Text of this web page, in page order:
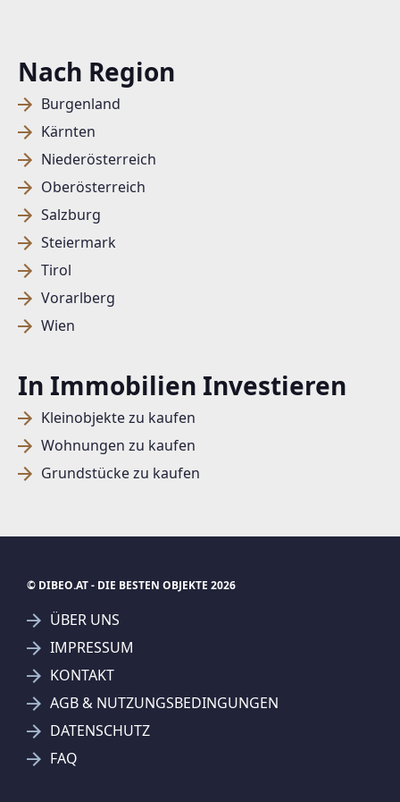
Nach Region
Burgenland
Kärnten
Niederösterreich
Oberösterreich
Salzburg
Steiermark
Tirol
Vorarlberg
Wien
In Immobilien Investieren
Kleinobjekte zu kaufen
Wohnungen zu kaufen
Grundstücke zu kaufen
SUCHAGENT ANLEGEN FÜR DIE
AKTUELLEN SUCHKRITERIEN
© DIBEO.AT - DIE BESTEN OBJEKTE 2026
ÜBER UNS
IMPRESSUM
KONTAKT
AGB & NUTZUNGSBEDINGUNGEN
DATENSCHUTZ
FAQ